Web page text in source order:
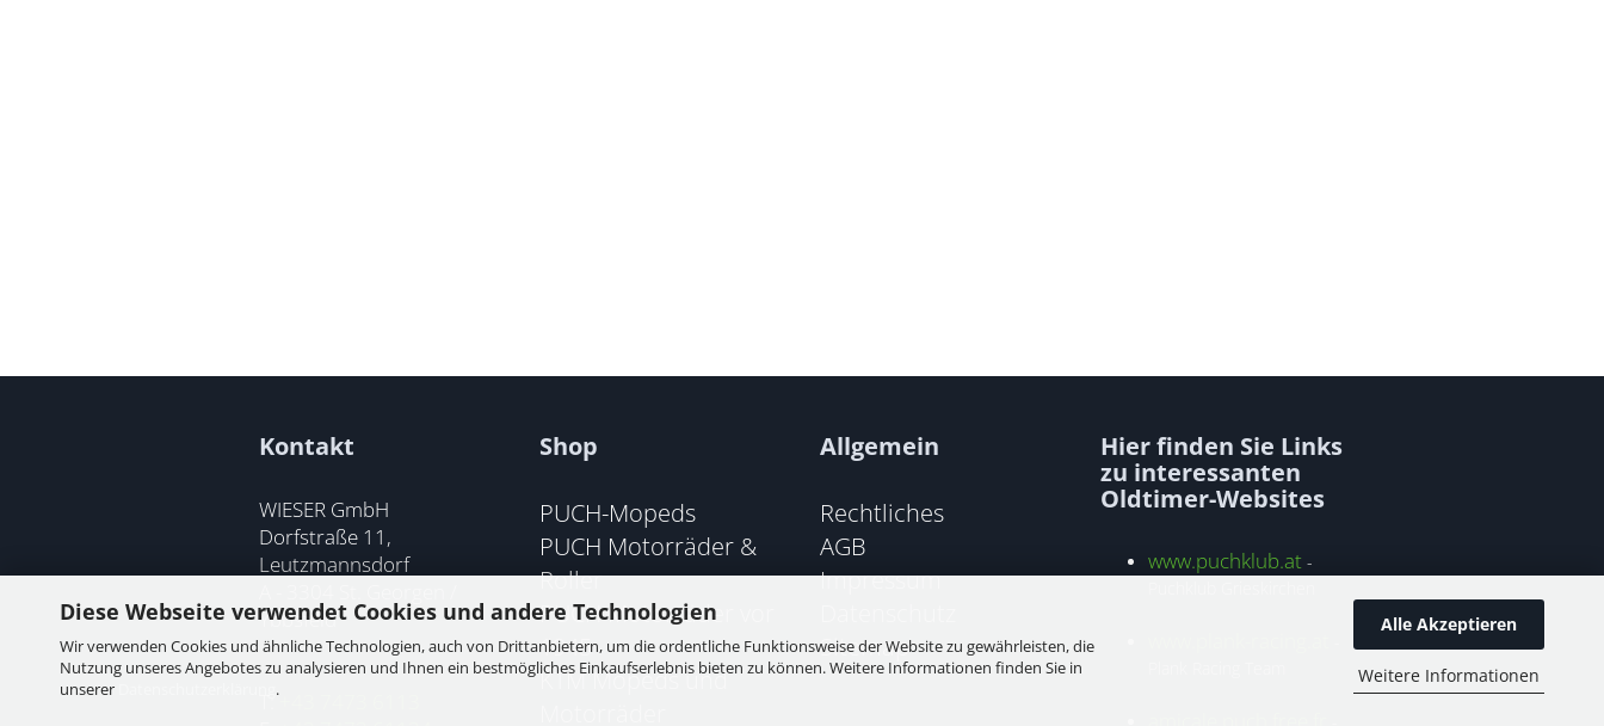
Diese Webseite verwendet Cookies und andere Technologien
Wir verwenden Cookies und ähnliche Technologien, auch von Drittanbietern, um die ordentliche Funktionsweise der Website zu gewährleisten, die
Nutzung unseres Angebotes zu analysieren und Ihnen ein bestmögliches Einkaufserlebnis bieten zu können. Weitere Informationen finden Sie in
unserer
.
Alle Akzeptieren
Weitere Informationen
Kontakt
WIESER GmbH
Dorfstraße 11,
Leutzmannsdorf
Ybbsfeld
T:
Shop
PUCH-Mopeds
PUCH Motorräder &
Roller
PUCH Motorräder vor
1945
KTM Mopeds und
Allgemein
Rechtliches
AGB
Impressum
Sitemap
Hier finden Sie Links
zu interessanten
Oldtimer-Websites
www.puchklub.at -